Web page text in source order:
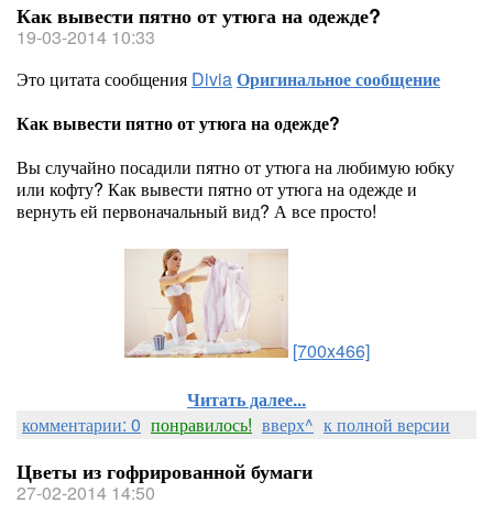
Как вывести пятно от утюга на одежде?
19-03-2014 10:33
Это цитата сообщения DiviaОригинальное сообщение
Как вывести пятно от утюга на одежде?
Вы случайно посадили пятно от утюга на любимую юбку
или кофту? Как вывести пятно от утюга на одежде и
вернуть ей первоначальный вид? А все просто!
[700x466]
Читать далее...
комментарии: 0 понравилось! вверх^ к полной версии
Цветы из гофрированной бумаги
27-02-2014 14:50